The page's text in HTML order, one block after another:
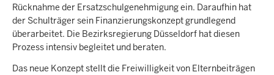
Rücknahme der Ersatzschulgenehmigung ein. Daraufhin hat
der Schulträger sein Finanzierungskonzept grundlegend
überarbeitet. Die Bezirksregierung Düsseldorf hat diesen
Prozess intensiv begleitet und beraten.
Das neue Konzept stellt die Freiwilligkeit von Elternbeiträgen